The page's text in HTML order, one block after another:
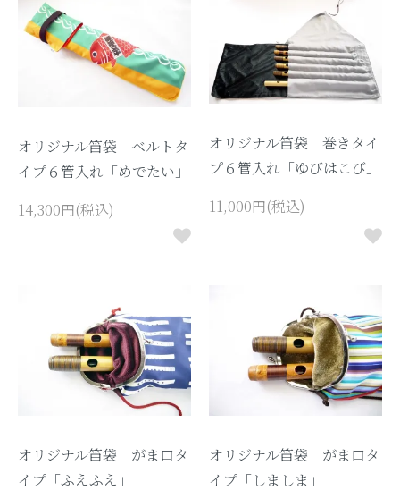
オリジナル笛袋 ベルトタ
イプ６管入れ「めでたい」
14,300円(税込)
オリジナル笛袋 巻きタイ
プ６管入れ「ゆびはこび」
11,000円(税込)
オリジナル笛袋 がま口タ
イプ「ふえふえ」
オリジナル笛袋 がま口タ
イプ「しましま」